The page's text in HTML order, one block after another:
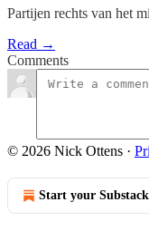
Partijen rechts van het
Read →
Comments
© 2026 Nick Ottens ·
Start your Substack